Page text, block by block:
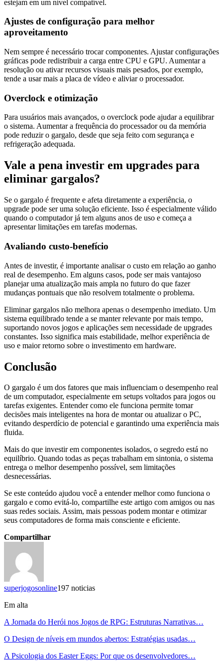
estejam em um nível compatível.
Ajustes de configuração para melhor
aproveitamento
Nem sempre é necessário trocar componentes. Ajustar configurações
gráficas pode redistribuir a carga entre CPU e GPU. Aumentar a
resolução ou ativar recursos visuais mais pesados, por exemplo,
tende a usar mais a placa de vídeo e aliviar o processador.
Overclock e otimização
Para usuários mais avançados, o overclock pode ajudar a equilibrar
o sistema. Aumentar a frequência do processador ou da memória
pode reduzir o gargalo, desde que seja feito com segurança e
refrigeração adequada.
Vale a pena investir em upgrades para
eliminar gargalos?
Se o gargalo é frequente e afeta diretamente a experiência, o
upgrade pode ser uma solução eficiente. Isso é especialmente válido
quando o computador já tem alguns anos de uso e começa a
apresentar limitações em tarefas modernas.
Avaliando custo-benefício
Antes de investir, é importante analisar o custo em relação ao ganho
real de desempenho. Em alguns casos, pode ser mais vantajoso
planejar uma atualização mais ampla no futuro do que fazer
mudanças pontuais que não resolvem totalmente o problema.
Eliminar gargalos não melhora apenas o desempenho imediato. Um
sistema equilibrado tende a se manter relevante por mais tempo,
suportando novos jogos e aplicações sem necessidade de upgrades
constantes. Isso significa mais estabilidade, melhor experiência de
uso e maior retorno sobre o investimento em hardware.
Conclusão
O gargalo é um dos fatores que mais influenciam o desempenho real
de um computador, especialmente em setups voltados para jogos ou
tarefas exigentes. Entender como ele funciona permite tomar
decisões mais inteligentes na hora de montar ou atualizar o PC,
evitando desperdício de potencial e garantindo uma experiência mais
fluida.
Mais do que investir em componentes isolados, o segredo está no
equilíbrio. Quando todas as peças trabalham em sintonia, o sistema
entrega o melhor desempenho possível, sem limitações
desnecessárias.
Se este conteúdo ajudou você a entender melhor como funciona o
gargalo e como evitá-lo, compartilhe este artigo com amigos ou nas
suas redes sociais. Assim, mais pessoas podem montar e otimizar
seus computadores de forma mais consciente e eficiente.
Compartilhar
superjogosonline197 noticias
Em alta
A Jornada do Herói nos Jogos de RPG: Estruturas Narrativas…
O Design de níveis em mundos abertos: Estratégias usadas…
A Psicologia dos Easter Eggs: Por que os desenvolvedores…